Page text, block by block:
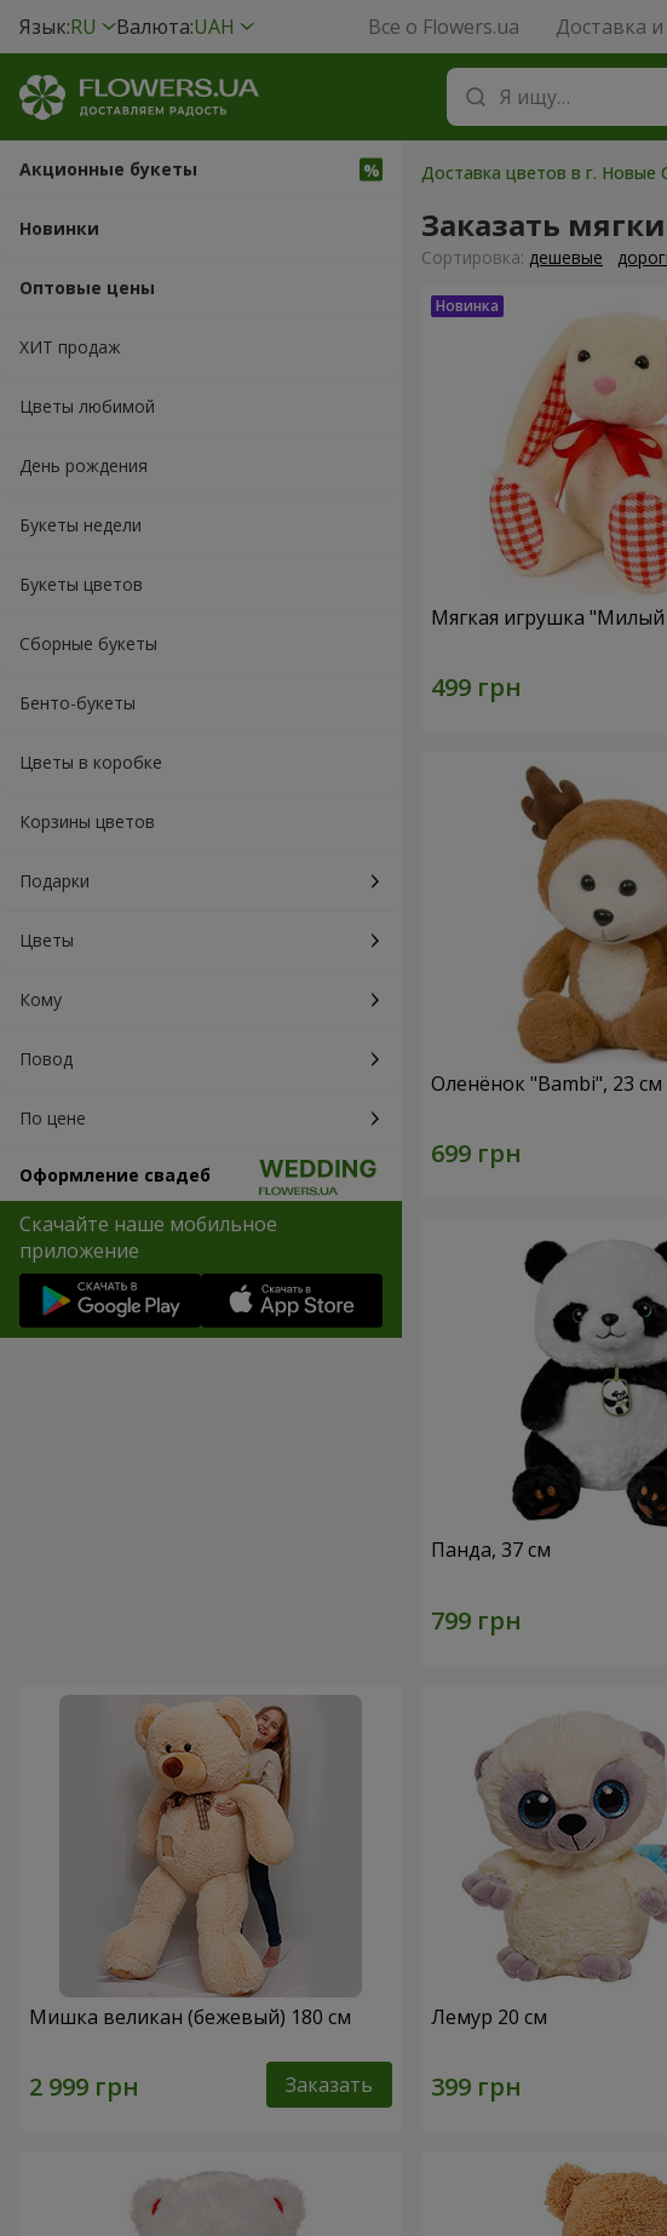
Язык:RU Валюта:UAH Все о Flowers.ua Доставка
Акционные букеты
Новинки
Оптовые цены
ХИТ продаж
Цветы любимой
День рождения
Букеты недели
Букеты цветов
Сборные букеты
Бенто-букеты
Цветы в коробке
Корзины цветов
Подарки
Цветы
Кому
Повод
По цене
Оформление свадеб
Скачайте наше мобильное
приложение
Доставка цветов в г. Новые
Заказать
Cортировка: дешевые
Мягкая игрушка "Милый
Оленёнок "Bambi", 23 см
Панда, 37 см
Мишка великан (бежевый) 180 см
Заказать
Лемур 20 см